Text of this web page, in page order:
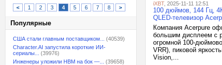
< 1 2 3 4 5 6 7 8 >
Популярные
США стали главным поставщиком...
(40539)
Character.AI запустила короткие ИИ-
сериалы...
(39976)
Инженеры уложили HBM на бок —...
(39658)
iXBT, 2025-11-11 12:51
100 дюймов, 144 Гц,
QLED-телевизор
Компания Acerpure
большим дисплеем с
огромной 100-
VRR), пиковой
Vision,...